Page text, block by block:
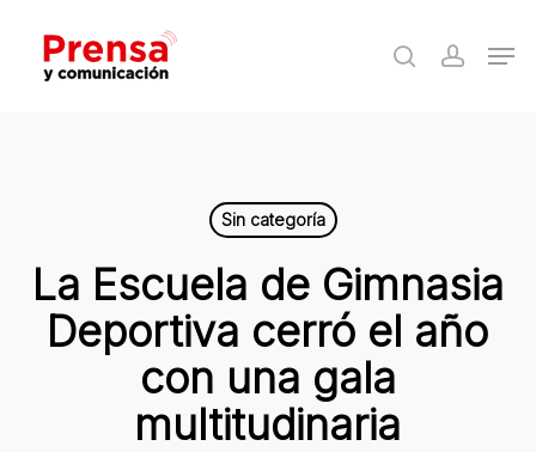
main
search
Sin categoría
La Escuela de Gimnasia
Deportiva cerró el año
con una gala
multitudinaria